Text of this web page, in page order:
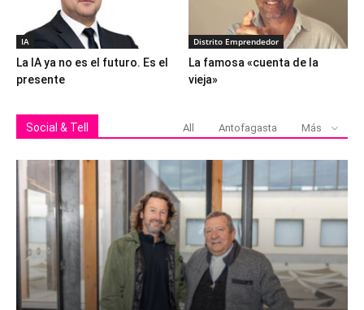
IA
La IA ya no es el futuro. Es el
presente
Distrito Emprendedor
La famosa «cuenta de la
vieja»
Social & Tell All Antofagasta Más